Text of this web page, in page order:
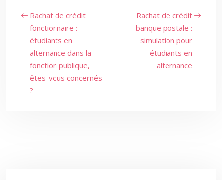
Rachat de crédit
fonctionnaire :
étudiants en
alternance dans la
fonction publique,
êtes-vous concernés
?
Rachat de crédit
banque postale :
simulation pour
étudiants en
alternance